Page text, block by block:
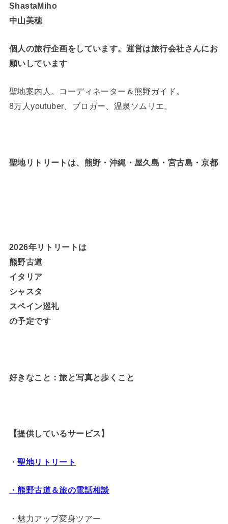
ShastaMiho
中山美穂
個人の旅行企画をしています。運営は旅行会社さんにお
願いしています
聖地案内人。コーディネーター＆熊野ガイド。
8万人youtuber、ブロガー、温泉ソムリエ。
聖地リトリートは、熊野・沖縄・屋久島・宮古島・京都
2026年リトリートは
熊野古道
イタリア
シャスタ
スペイン巡礼
の予定です
好きなこと：旅と写真と歩くこと
【提供しているサービス】
・聖地リトリート
・熊野古道＆旅の電話相談
・魅力アップ変身ツアー